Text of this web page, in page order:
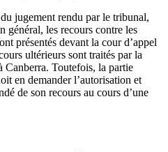
jugement rendu par le tribunal,
général, les recours contre les
présentés devant la cour d’appel
ultérieurs sont traités par la
Canberra. Toutefois, la partie
en demander l’autorisation et
de son recours au cours d’une